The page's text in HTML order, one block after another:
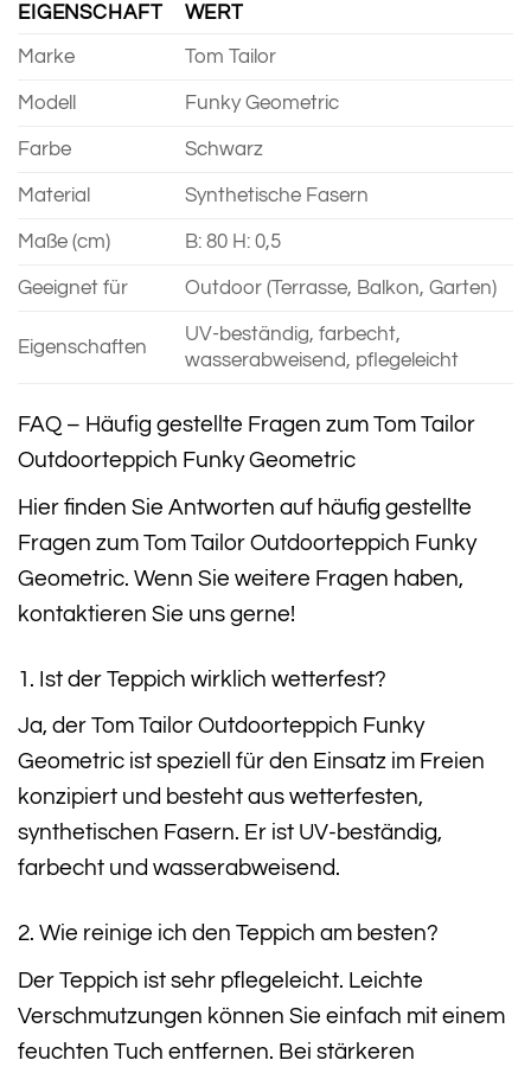
EIGENSCHAFT WERT
Marke Tom Tailor
Modell Funky Geometric
Farbe Schwarz
Material Synthetische Fasern
Maße (cm) B: 80 H: 0,5
Geeignet für Outdoor (Terrasse, Balkon, Garten)
Eigenschaften
UV-beständig, farbecht,
wasserabweisend, pflegeleicht
FAQ – Häufig gestellte Fragen zum Tom Tailor
Outdoorteppich Funky Geometric
Hier finden Sie Antworten auf häufig gestellte
Fragen zum Tom Tailor Outdoorteppich Funky
Geometric. Wenn Sie weitere Fragen haben,
kontaktieren Sie uns gerne!
1. Ist der Teppich wirklich wetterfest?
Ja, der Tom Tailor Outdoorteppich Funky
Geometric ist speziell für den Einsatz im Freien
konzipiert und besteht aus wetterfesten,
synthetischen Fasern. Er ist UV-beständig,
farbecht und wasserabweisend.
2. Wie reinige ich den Teppich am besten?
Der Teppich ist sehr pflegeleicht. Leichte
Verschmutzungen können Sie einfach mit einem
feuchten Tuch entfernen. Bei stärkeren